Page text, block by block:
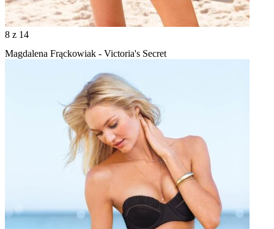
8 z 14
Magdalena Frąckowiak - Victoria's Secret